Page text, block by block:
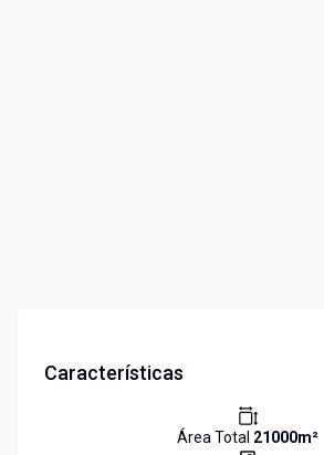
Características
Área Total 21000m²